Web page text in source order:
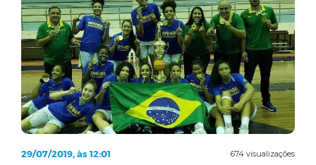
674 visualizações
29/07/2019, às 12:01